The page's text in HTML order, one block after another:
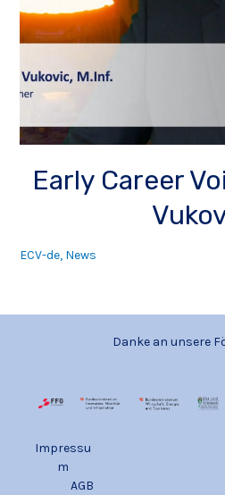
Early Career
ECV-de, News
Danke an unsere
Impressu
m
AGB